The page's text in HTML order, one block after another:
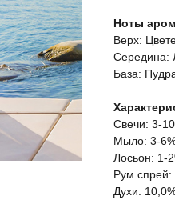
Ноты
Верх:
Середина:
База:
Свечи: 3-
Мыло: 3-
Лосьон: 1-
Рум спрей:
Духи: